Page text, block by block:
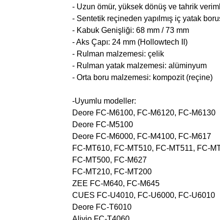
- Uzun ömür, yüksek dönüş ve tahrik
- Sentetik reçineden yapılmış iç yatak
- Kabuk Genişliği: 68 mm / 73 mm
- Aks Çapı: 24 mm (Hollowtech II)
- Rulman malzemesi: çelik
- Rulman yatak malzemesi: alüminyum
- Orta boru malzemesi: kompozit (reçine)
-Uyumlu modeller:
Deore FC-M6100, FC-M6120, FC-M6130
Deore FC-M5100
Deore FC-M6000, FC-M4100, FC-M617
FC-MT610, FC-MT510, FC-MT511, FC-
FC-MT500, FC-M627
FC-MT210, FC-MT200
ZEE FC-M640, FC-M645
CUES FC-U4010, FC-U6000, FC-U6010
Deore FC-T6010